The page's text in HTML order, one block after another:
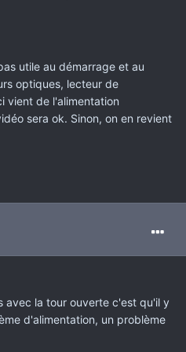
utile au démarrage et au
optiques, lecteur de
vient de l'alimentation
sera ok. Sinon, on en revient
avec la tour ouverte c'est qu'il y
d'alimentation, un problème